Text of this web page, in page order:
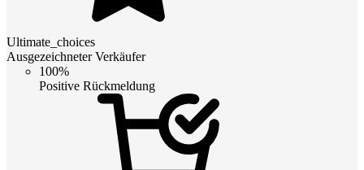
Ultimate_choices
Ausgezeichneter Verkäufer
100%
Positive Rückmeldung